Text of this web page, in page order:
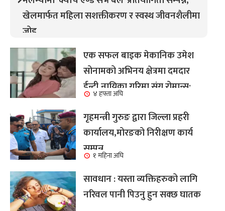
खेलमार्फत महिला सशक्तीकरण र स्वस्थ जीवनशैलीमा
जोड
एक सफल बाइक मेकानिक उमेश
सोनामको अभिनय क्षेत्रमा दमदार
ईन्ट्री,नायिका गरिमा संग रोमान्स:
हेर्नुहोस भिडियो ।
४ हफ्ता अघि
गृहमन्त्री गुरुङ द्वारा जिल्ला प्रहरी
कार्यालय,मोरङको निरीक्षण कार्य
सम्पन्न१ महिना अघि
सावधान : यस्ता व्यक्तिहरुको लागि
नरिवल पानी पिउनु हुन सक्छ घातक